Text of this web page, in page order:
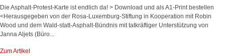
Die Asphalt-Protest-Karte ist endlich da! > Download und als A1-Print bestellen
<Herausgegeben von der Rosa-Luxemburg-Stiftung in Kooperation mit Robin
Wood und dem Wald-statt-Asphalt-Bündnis mit tatkräftiger Unterstützung von
Janna Aljets (Büro...
Zum Artikel